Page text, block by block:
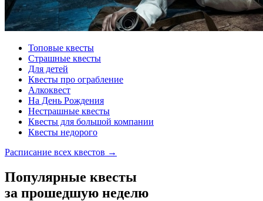
Топовые квесты
Страшные квесты
Для детей
Квесты про ограбление
Алкоквест
На День Рождения
Нестрашные квесты
Квесты для большой компании
Квесты недорого
Расписание всех квестов →
Популярные квесты
за прошедшую неделю